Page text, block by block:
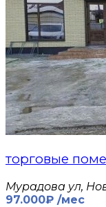
торговые
Мурадова ул,
97.000₽ /мес